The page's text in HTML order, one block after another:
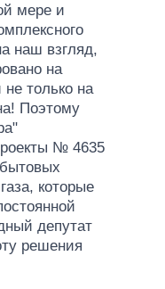
мере и
наш взгляд,
на
не только на
Поэтому
№ 4635
которые
депутат
решения